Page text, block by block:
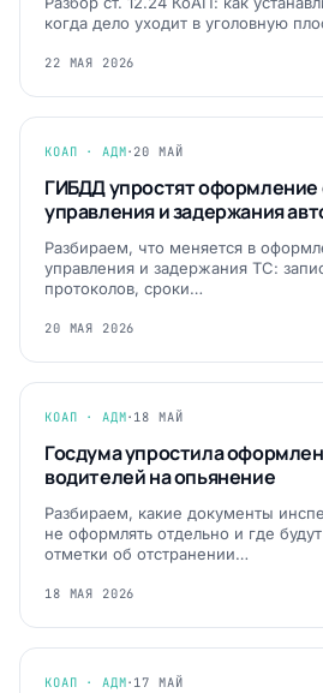
когда дело уходит в уголовную
22 МАЯ 2026
КОАП · АДМ· 20 МАЙ
ГИБДД упростят оформление
управления и задержания
Разбираем, что меняется в
управления и задержания ТС:
протоколов, сроки…
20 МАЯ 2026
КОАП · АДМ· 18 МАЙ
Госдума упростила
водителей на опьянение
Разбираем, какие документы
не оформлять отдельно и где
отметки об отстранении…
18 МАЯ 2026
КОАП · АДМ· 17 МАЙ